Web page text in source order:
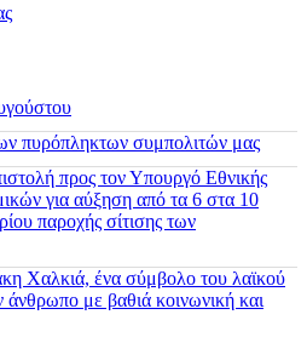
πυρόπληκτων συμπολιτών μας
προς τον Υπουργό Εθνικής
για αύξηση από τα 6 στα 10
παροχής σίτισης των
Χαλκιά, ένα σύμβολο του λαϊκού
άνθρωπο με βαθιά κοινωνική και